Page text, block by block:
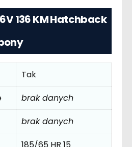
136 KM Hatchback
Tak
brak danych
brak danych
185/65 HR 15